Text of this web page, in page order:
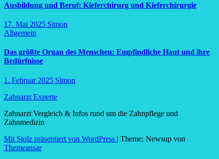
Ausbildung und Beruf: Kieferchirurg und Kieferchirurgie
17. Mai 2025 Simon
Allgemein
Das größte Organ des Menschen: Empfindliche Haut und ihre
Bedürfnisse
1. Februar 2025 Simon
Zahnarzt Experte
Zahnarzt Vergleich & Infos rund um die Zahnpflege und
Zahnmedizin
Mit Stolz präsentiert von WordPress | Theme: Newsup von
Themeansar